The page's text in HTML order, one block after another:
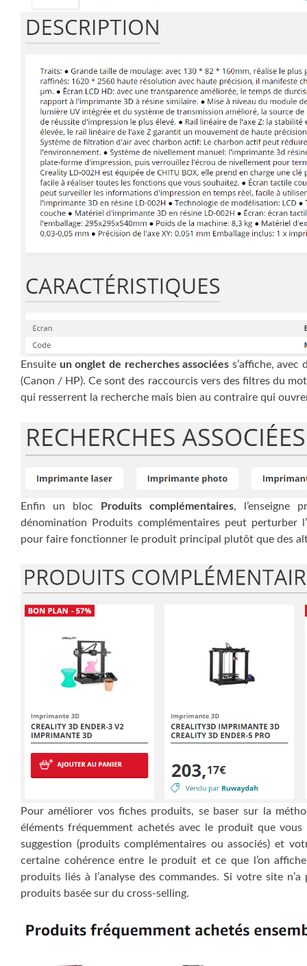
Ensuite un onglet de recherches associées s’affiche, avec
(Canon / HP). Ce sont des raccourcis vers des filtres du
qui resserrent la recherche mais bien au contraire qui
Enfin un bloc Produits complémentaires, l’enseigne
dénomination Produits complémentaires peut perturber
pour faire fonctionner le produit principal plutôt que des
Pour améliorer vos fiches produits, se baser sur la
éléments fréquemment achetés avec le produit que
suggestion (produits complémentaires ou associés) et
certaine cohérence entre le produit et ce que l’on
produits liés à l’analyse des commandes. Si votre site
produits basée sur du cross-selling.